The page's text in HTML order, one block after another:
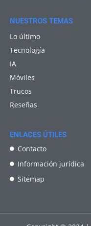
NUESTROS TEMAS
Lo último
Tecnología
IA
Móviles
Trucos
Reseñas
ENLACES ÚTILES
Contacto
Información jurídica
Sitemap